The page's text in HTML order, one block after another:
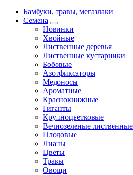
Бамбуки, травы, мегазлаки
Семена
Новинки
Хвойные
Лиственные деревья
Лиственные кустарники
Бобовые
Азотфиксаторы
Медоносы
Ароматные
Краснокнижные
Гиганты
Крупноцветковые
Вечнозеленые лиственные
Плодовые
Лианы
Цветы
Травы
Овощи